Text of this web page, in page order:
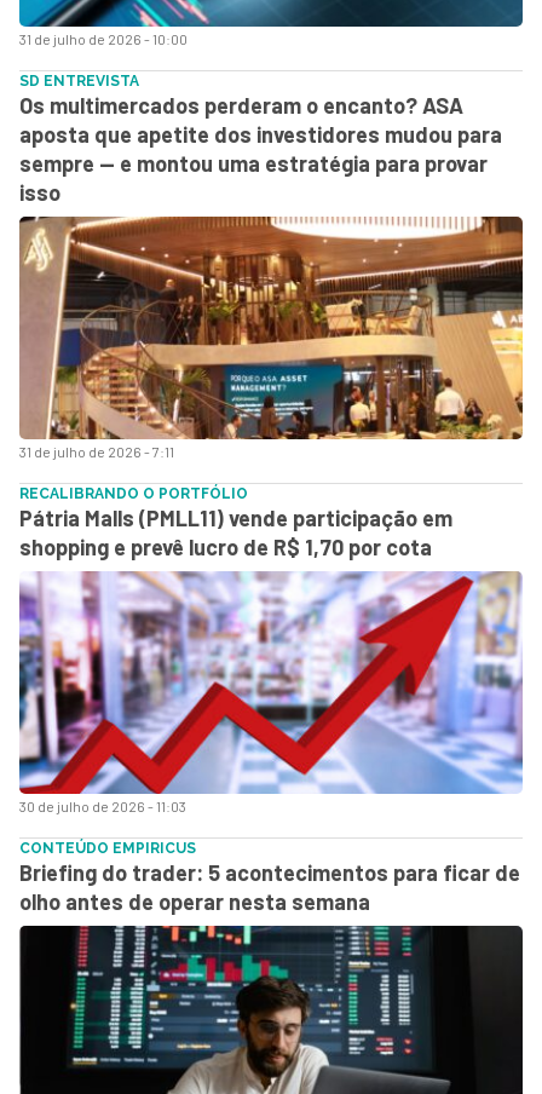
31 de julho de 2026 - 10:00
31 de julho de 2026 - 7:11
SD ENTREVISTA
Os multimercados perderam o encanto? ASA
aposta que apetite dos investidores mudou para
sempre — e montou uma estratégia para provar
isso
30 de julho de 2026 - 11:03
RECALIBRANDO O PORTFÓLIO
Pátria Malls (PMLL11) vende participação em
shopping e prevê lucro de R$ 1,70 por cota
CONTEÚDO EMPIRICUS
Briefing do trader: 5 acontecimentos para ficar de
olho antes de operar nesta semana